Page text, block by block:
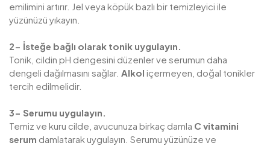
emilimini artırır. Jel veya köpük bazlı bir temizleyici ile
yüzünüzü yıkayın.
2- İsteğe bağlı olarak tonik uygulayın.
Tonik, cildin pH dengesini düzenler ve serumun daha
dengeli dağılmasını sağlar. Alkol içermeyen, doğal tonikler
tercih edilmelidir.
3- Serumu uygulayın.
Temiz ve kuru cilde, avucunuza birkaç damla C vitamini
serum damlatarak uygulayın. Serumu yüzünüze ve